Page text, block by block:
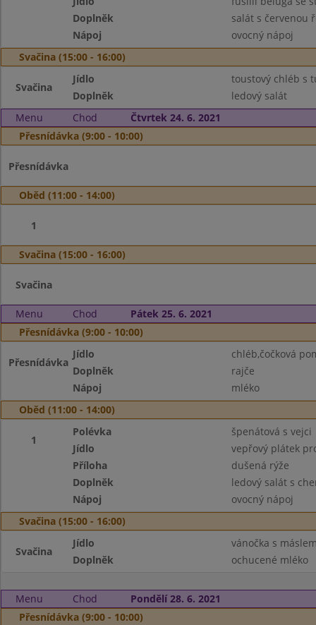
Doplněk
salát s červenou
Nápoj
ovocný nápoj
Svačina (15:00 - 16:00)
Svačina
Jídlo
toustový chléb s
Doplněk
ledový salát
Menu
Chod
Čtvrtek 24. 6. 2021
Přesnídávka (9:00 - 10:00)
Přesnídávka
Oběd (11:00 - 14:00)
1
Svačina (15:00 - 16:00)
Svačina
Menu Chod
Pátek 25. 6. 2021
Přesnídávka (9:00 - 10:00)
Přesnídávka
Jídlo
chléb,čočková
Doplněk
rajče
Nápoj
mléko
Oběd (11:00 - 14:00)
1
Polévka
špenátová s vejci
Jídlo
vepřový plátek
Příloha
dušená rýže
Doplněk
ledový salát s
Nápoj
ovocný nápoj
Svačina (15:00 - 16:00)
Svačina
Jídlo
vánočka s
Doplněk
ochucené mléko
Menu Chod
Pondělí 28. 6. 2021
Přesnídávka (9:00 - 10:00)